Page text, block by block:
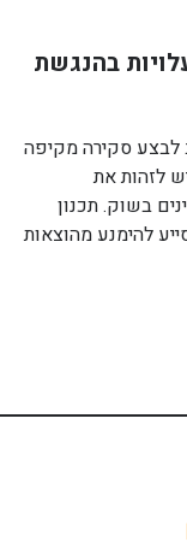
בהנגשת
סקירה מקיפה
לזהות את
בשוק. תכנון
להימנע מהוצאות